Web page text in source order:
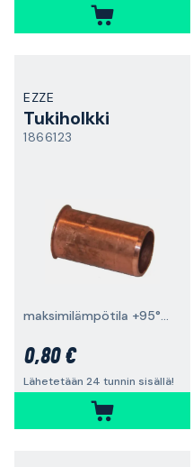
EZZE
Tukiholkki
1866123
maksimilämpötila +95°C, urilla
0,80 €
Lähetetään 24 tunnin sisällä!